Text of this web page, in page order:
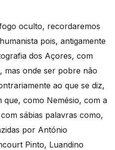
oculto, recordaremos
pois, antigamente
dos Açores, com
mas onde ser pobre não
ao que se diz,
que, como Nemésio, com a
sábias palavras como,
por António
Pinto, Luandino